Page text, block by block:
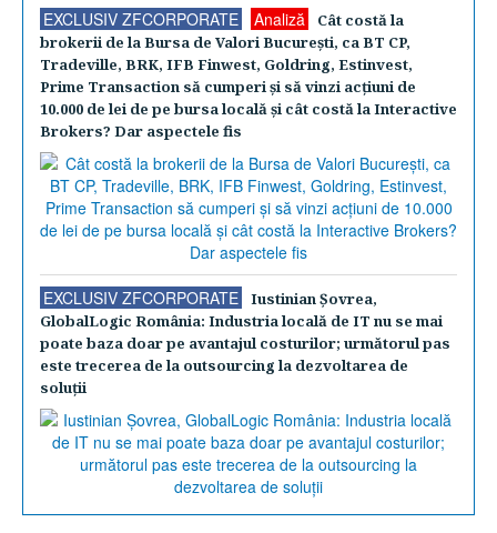
EXCLUSIV ZFCORPORATE Analiză
Cât costă la
brokerii de la Bursa de Valori Bucureşti, ca BT CP,
Tradeville, BRK, IFB Finwest, Goldring, Estinvest,
Prime Transaction să cumperi şi să vinzi acţiuni de
10.000 de lei de pe bursa locală şi cât costă la Interactive
Brokers? Dar aspectele fis
EXCLUSIV ZFCORPORATE
Iustinian Şovrea,
GlobalLogic România: Industria locală de IT nu se mai
poate baza doar pe avantajul costurilor; următorul pas
este trecerea de la outsourcing la dezvoltarea de
soluţii